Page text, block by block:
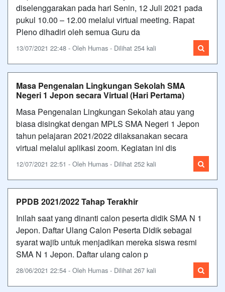
diselenggarakan pada hari Senin, 12 Juli 2021 pada
pukul 10.00 – 12.00 melalui virtual meeting. Rapat
Pleno dihadiri oleh semua Guru da
13/07/2021 22:48 - Oleh Humas - Dilihat 254 kali
Masa Pengenalan Lingkungan Sekolah SMA
Negeri 1 Jepon secara Virtual (Hari Pertama)
Masa Pengenalan Lingkungan Sekolah atau yang
biasa disingkat dengan MPLS SMA Negeri 1 Jepon
tahun pelajaran 2021/2022 dilaksanakan secara
virtual melalui aplikasi zoom. Kegiatan ini dis
12/07/2021 22:51 - Oleh Humas - Dilihat 252 kali
PPDB 2021/2022 Tahap Terakhir
Inilah saat yang dinanti calon peserta didik SMA N 1
Jepon. Daftar Ulang Calon Peserta Didik sebagai
syarat wajib untuk menjadikan mereka siswa resmi
SMA N 1 Jepon. Daftar ulang calon p
28/06/2021 22:54 - Oleh Humas - Dilihat 267 kali